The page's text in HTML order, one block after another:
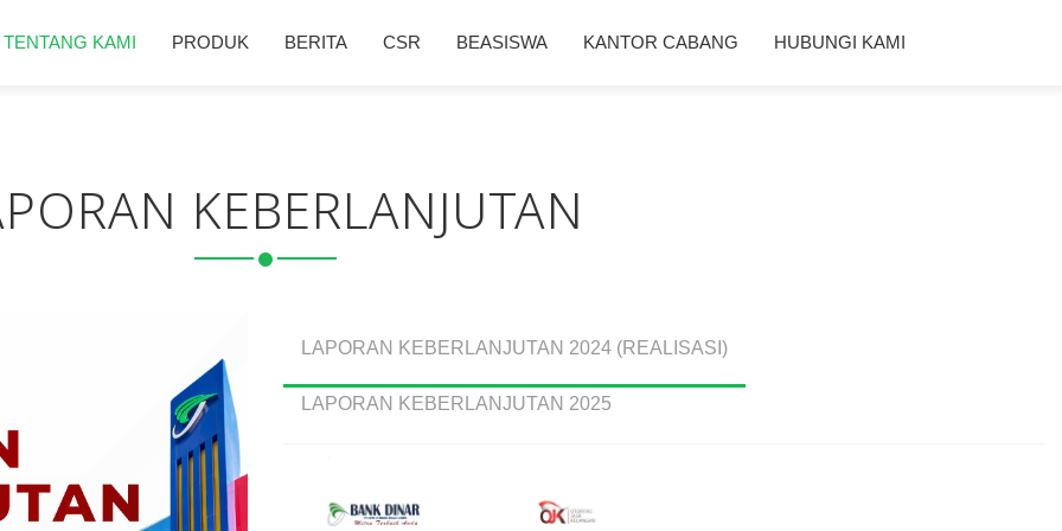
TENTANG KAMI PRODUK BERITA CSR BEASISWA KANTOR CABANG HUBUNGI KAMI
KEBERLANJUTAN
LAPORAN KEBERLANJUTAN 2024 (REALISASI)
LAPORAN KEBERLANJUTAN 2025